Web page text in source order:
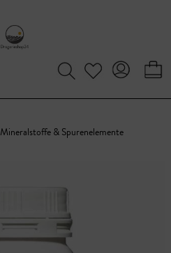
Mineralstoffe & Spurenelemente